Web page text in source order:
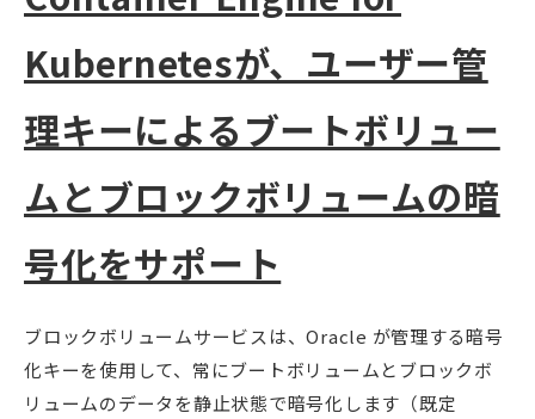
Kubernetesが、ユーザー管
理キーによるブートボリュー
ムとブロックボリュームの暗
号化をサポート
ブロックボリュームサービスは、Oracle が管理する暗号
化キーを使用して、常にブートボリュームとブロックボ
リュームのデータを静止状態で暗号化します（既定